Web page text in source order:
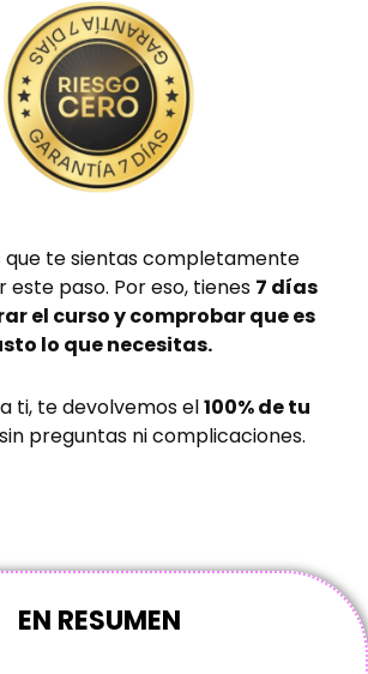
que te sientas completamente
este paso. Por eso, tienes 7 días
el curso y comprobar que es
lo que necesitas.
ti, te devolvemos el100% de tu
preguntas ni complicaciones.
EN RESUMEN